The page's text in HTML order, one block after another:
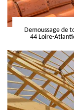
Demoussage de
44 Loire-